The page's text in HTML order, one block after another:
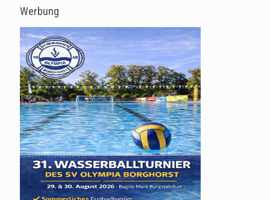
Werbung